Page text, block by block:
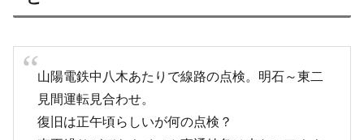
山陽電鉄中八木あたりで線路の点検。明石～東二
見間運転見合わせ。
復旧は正午頃らしいが何の点検？
車両繰りがデキナイノカ直通特急は来ないアナウ